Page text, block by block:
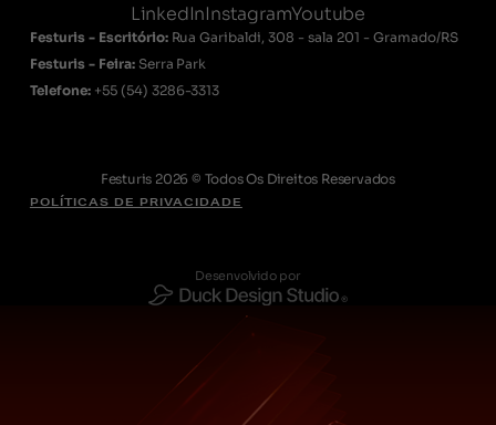
LinkedInInstagramYoutube
Festuris - Escritório: Rua Garibaldi, 308 - sala 201 - Gramado/RS
Festuris - Feira: Serra Park
Telefone: +55 (54) 3286-3313
Festuris 2026 © Todos Os Direitos Reservados
POLÍTICAS DE PRIVACIDADE
Desenvolvido por